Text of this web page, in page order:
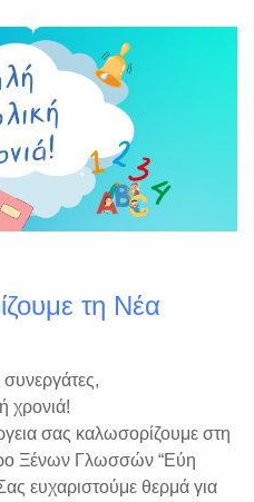
τη Νέα
συνεργάτες,
χρονιά!
σας καλωσορίζουμε στη
Ξένων Γλωσσών “Εύη
ευχαριστούμε θερμά για